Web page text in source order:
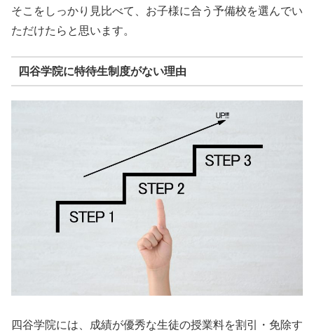
そこをしっかり見比べて、お子様に合う予備校を選んでい
ただけたらと思います。
四谷学院に特待生制度がない理由
四谷学院には、成績が優秀な生徒の授業料を割引・免除す